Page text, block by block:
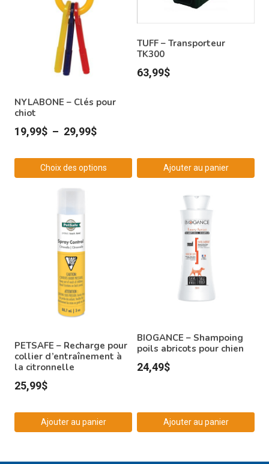
NYLABONE – Clés pour
chiot
19,99$ – 29,99$Plage
prix :
19,99$
Choix des options
variations.
sur
la
page
produit
TUFF – Transporteur
TK300
63,99$
Ajouter au panier
PETSAFE – Recharge pour
collier d’entraînement à
la citronnelle
25,99$
Ajouter au panier
BIOGANCE – Shampoing
poils abricots pour chien
24,49$
Ajouter au panier